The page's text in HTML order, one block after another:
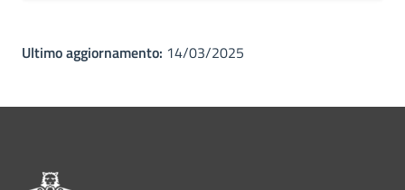
Ultimo aggiornamento: 14/03/2025